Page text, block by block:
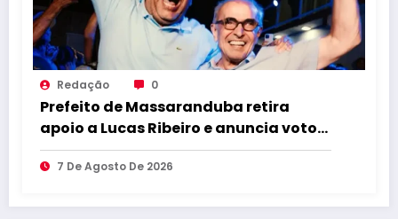
Redação 0
Prefeito de Massaranduba retira
apoio a Lucas Ribeiro e anuncia voto
em Cícero para o Governo
7 De Agosto De 2026